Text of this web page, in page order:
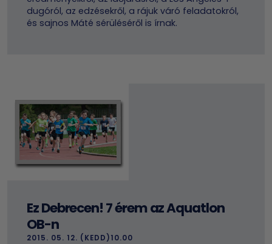
dugóról, az edzésekről, a rájuk váró feladatokról,
és sajnos Máté sérüléséről is írnak.
Ez Debrecen! 7 érem az Aquatlon
OB-n
2015. 05. 12. (KEDD)10.00